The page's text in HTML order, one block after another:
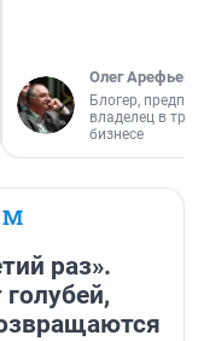
Олег Арефьев
Блогер,
владелец в
бизнесе
раз».